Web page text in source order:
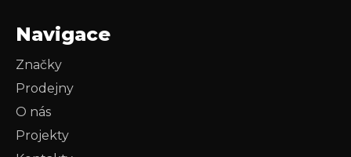
Navigace
Značky
Prodejny
O nás
Projekty